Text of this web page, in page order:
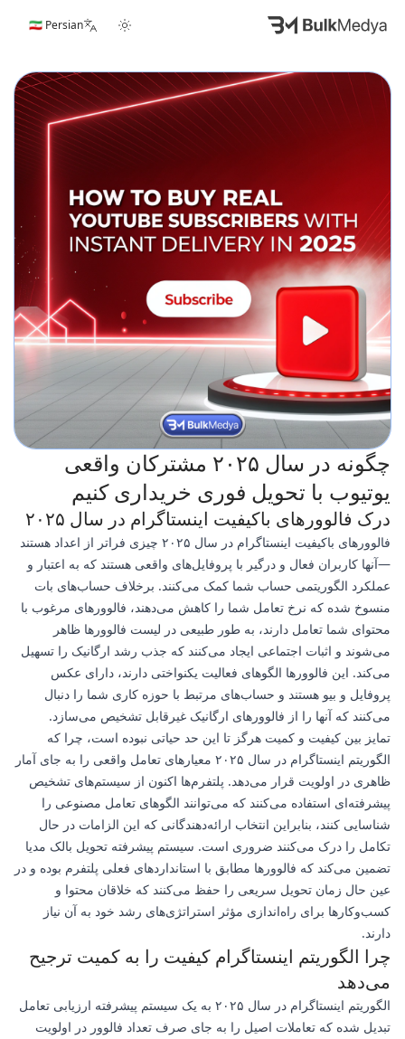
🇮🇷 Persian
چگونه در سال ۲۰۲۵ مشترکان واقعی
یوتیوب با تحویل فوری خریداری کنیم
درک فالوورهای باکیفیت اینستاگرام در سال ۲۰۲۵
فالوورهای باکیفیت اینستاگرام در سال ۲۰۲۵ چیزی فراتر از اعداد هستند
—آنها کاربران فعال و درگیر با پروفایل‌های واقعی هستند که به اعتبار و
عملکرد الگوریتمی حساب شما کمک می‌کنند. برخلاف حساب‌های بات
منسوخ شده که نرخ تعامل شما را کاهش می‌دهند، فالوورهای مرغوب با
محتوای شما تعامل دارند، به طور طبیعی در لیست فالوورها ظاهر
می‌شوند و اثبات اجتماعی ایجاد می‌کنند که جذب رشد ارگانیک را تسهیل
می‌کند. این فالوورها الگوهای فعالیت یکنواختی دارند، دارای عکس
پروفایل و بیو هستند و حساب‌های مرتبط با حوزه کاری شما را دنبال
می‌کنند که آنها را از فالوورهای ارگانیک غیرقابل تشخیص می‌سازد.
تمایز بین کیفیت و کمیت هرگز تا این حد حیاتی نبوده است، چرا که
الگوریتم اینستاگرام در سال ۲۰۲۵ معیارهای تعامل واقعی را به جای آمار
ظاهری در اولویت قرار می‌دهد. پلتفرم‌ها اکنون از سیستم‌های تشخیص
پیشرفته‌ای استفاده می‌کنند که می‌توانند الگوهای تعامل مصنوعی را
شناسایی کنند، بنابراین انتخاب ارائه‌دهندگانی که این الزامات در حال
تکامل را درک می‌کنند ضروری است. سیستم پیشرفته تحویل بالک مدیا
تضمین می‌کند که فالوورها مطابق با استانداردهای فعلی پلتفرم بوده و در
عین حال زمان تحویل سریعی را حفظ می‌کنند که خلاقان محتوا و
کسب‌وکارها برای راه‌اندازی مؤثر استراتژی‌های رشد خود به آن نیاز
دارند.
چرا الگوریتم اینستاگرام کیفیت را به کمیت ترجیح
می‌دهد
الگوریتم اینستاگرام در سال ۲۰۲۵ به یک سیستم پیشرفته ارزیابی تعامل
تبدیل شده که تعاملات اصیل را به جای صرف تعداد فالوور در اولویت